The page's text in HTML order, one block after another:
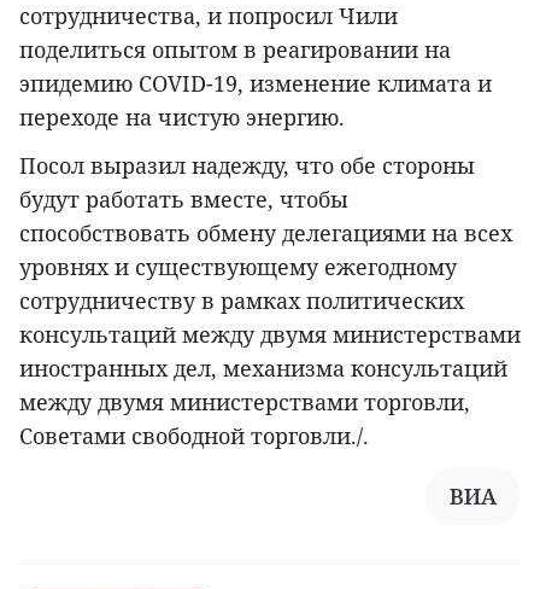
сотрудничества, и попросил Чили
поделиться опытом в реагировании на
эпидемию COVID-19, изменение климата и
переходе на чистую энергию.
Посол выразил надежду, что обе стороны
будут работать вместе, чтобы
способствовать обмену делегациями на всех
уровнях и существующему ежегодному
сотрудничеству в рамках политических
консультаций между двумя министерствами
иностранных дел, механизма консультаций
между двумя министерствами торговли,
Советами свободной торговли./.
ВИА